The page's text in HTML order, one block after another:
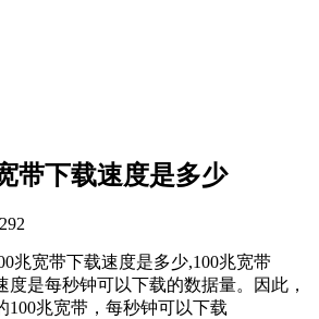
带下载速度是多少
兆宽带下载速度是多少,100兆宽带
度是每秒钟可以下载的数据量。因此，
100兆宽带，每秒钟可以下载